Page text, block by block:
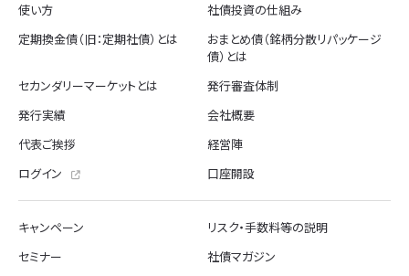
使い方
社債投資の仕組み
定期換金債（旧：定期社債）とは
おまとめ債（銘柄分散リパッケージ
債）とは
セカンダリーマーケットとは
発行審査体制
発行実績
会社概要
代表ご挨拶
経営陣
ログイン
口座開設
キャンペーン
リスク・手数料等の説明
セミナー
社債マガジン